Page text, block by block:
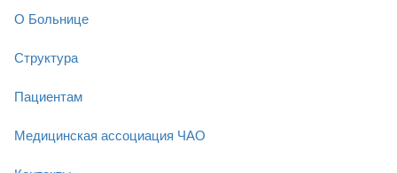
О Больнице
Структура
Пациентам
Медицинская ассоциация ЧАО